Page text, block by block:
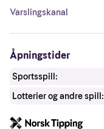
Varslingskanal
Åpningstider
Sportsspill:
Lotterier og andre spill: